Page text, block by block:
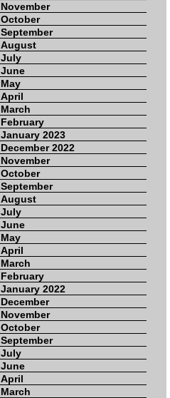
November
October
September
August
July
June
May
April
March
February
January 2023
December 2022
November
October
September
August
July
June
May
April
March
February
January 2022
December
November
October
September
July
June
April
March